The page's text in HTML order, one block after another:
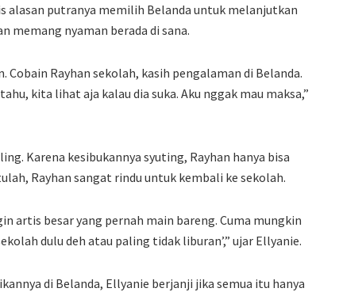
alasan putranya memilih Belanda untuk melanjutkan
memang nyaman berada di sana.
Rayhan sekolah, kasih pengalaman di Belanda.
kita lihat aja kalau dia suka. Aku nggak mau maksa,”
Karena kesibukannya syuting, Rayhan hanya bisa
Rayhan sangat rindu untuk kembali ke sekolah.
artis besar yang pernah main bareng. Cuma mungkin
dulu deh atau paling tidak liburan’,” ujar Ellyanie.
di Belanda, Ellyanie berjanji jika semua itu hanya